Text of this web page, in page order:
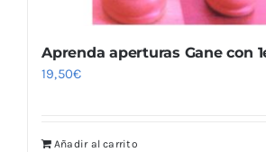
Aprenda aperturas Gane con
19,50€
Añadir al carrito